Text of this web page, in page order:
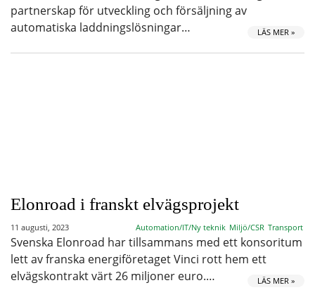
partnerskap för utveckling och försäljning av
automatiska laddningslösningar…
LÄS MER »
Elonroad i franskt elvägsprojekt
11 augusti, 2023 Automation/IT/Ny teknik Miljö/CSR Transport
Svenska Elonroad har tillsammans med ett konsoritum
lett av franska energiföretaget Vinci rott hem ett
elvägskontrakt värt 26 miljoner euro.…
LÄS MER »